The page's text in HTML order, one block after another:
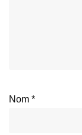
Nom *